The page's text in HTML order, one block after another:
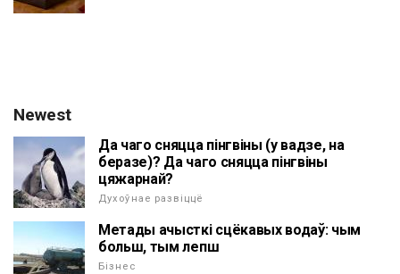
Newest
Да чаго сняцца пінгвіны (у вадзе, на
беразе)? Да чаго сняцца пінгвіны
цяжарнай?
Духоўнае развіццё
Метады ачысткі сцёкавых водаў: чым
больш, тым лепш
Бізнес